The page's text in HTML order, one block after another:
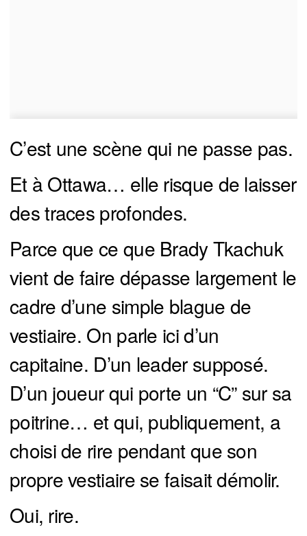
C’est une scène qui ne passe pas.
Et à Ottawa… elle risque de laisser
des traces profondes.
Parce que ce que Brady Tkachuk
vient de faire dépasse largement le
cadre d’une simple blague de
vestiaire. On parle ici d’un
capitaine. D’un leader supposé.
D’un joueur qui porte un “C” sur sa
poitrine… et qui, publiquement, a
choisi de rire pendant que son
propre vestiaire se faisait démolir.
Oui, rire.